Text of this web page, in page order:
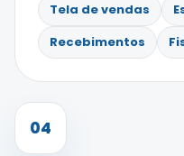
Tela de vendas
Recebimentos
04